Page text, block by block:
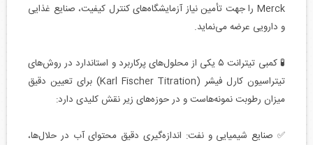
Merck را جهت تأمین نیاز آزمایشگاه‌های کنترل کیفیت، صنایع غذایی
و دارویی عرضه می‌نماید.
🧪 کمبی تیترانت ۵ یکی از محلول‌های پرکاربرد و استاندارد در روش‌های
تیتراسیون کارل فیشر (Karl Fischer Titration) برای تعیین دقیق
میزان رطوبت نمونه‌هاست و در حوزه‌های زیر نقش کلیدی دارد:
✅ صنایع شیمیایی و نفت: اندازه‌گیری دقیق محتوای آب در حلال‌ها،